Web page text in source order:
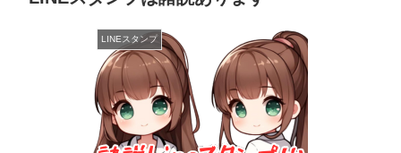
LINEスタンプ